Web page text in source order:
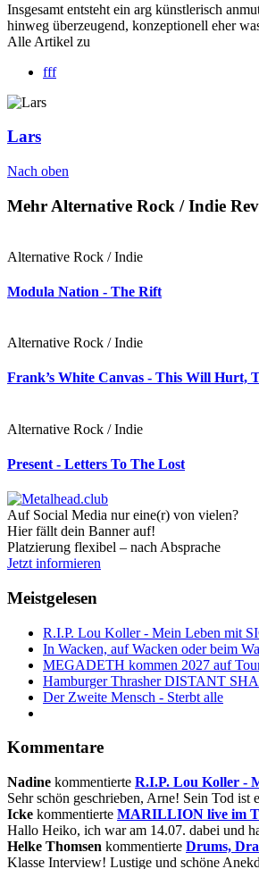
Insgesamt entsteht ein arg künstlerisch
hinweg überzeugend, konzeptionell eher
Alle Artikel zu
fff
Lars
Nach oben
Mehr Alternative Rock / Indie
Alternative Rock / Indie
Modula Nation - The Rift
Alternative Rock / Indie
Frank’s White Canvas - This Will Hurt,
Alternative Rock / Indie
Present - Letters To The Lost
Auf Social Media nur eine(r) von vielen?
Hier fällt dein Banner auf!
Platzierung flexibel – nach Absprache
Jetzt informieren
Meistgelesen
R.I.P. Lou Koller - Mein Leben mit
In Wacken, auf Wacken oder beim
MEGADETH kommen 2027 auf
Hamburger Thrasher DISTANT
Der Zweite Mensch - Sterbt alle
Kommentare
Nadine kommentierte R.I.P. Lou Koller -
Sehr schön geschrieben, Arne! Sein Tod ist
Icke kommentierte MARILLION live im
Hallo Heiko, ich war am 14.07. dabei und
Helke Thomsen kommentierte Drums,
Klasse Interview! Lustige und schöne